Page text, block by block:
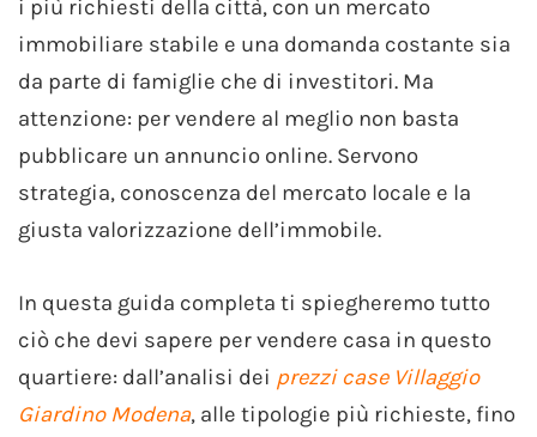
i più richiesti della città, con un mercato
immobiliare stabile e una domanda costante sia
da parte di famiglie che di investitori. Ma
attenzione: per vendere al meglio non basta
pubblicare un annuncio online. Servono
strategia, conoscenza del mercato locale e la
giusta valorizzazione dell’immobile.
In questa guida completa ti spiegheremo tutto
ciò che devi sapere per vendere casa in questo
quartiere: dall’analisi dei prezzi case Villaggio
Giardino Modena, alle tipologie più richieste, fino